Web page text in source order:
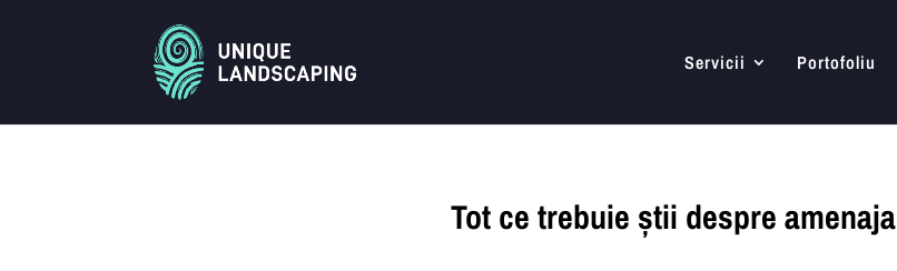
Servicii Portofoliu
Tot ce trebuie știi despre